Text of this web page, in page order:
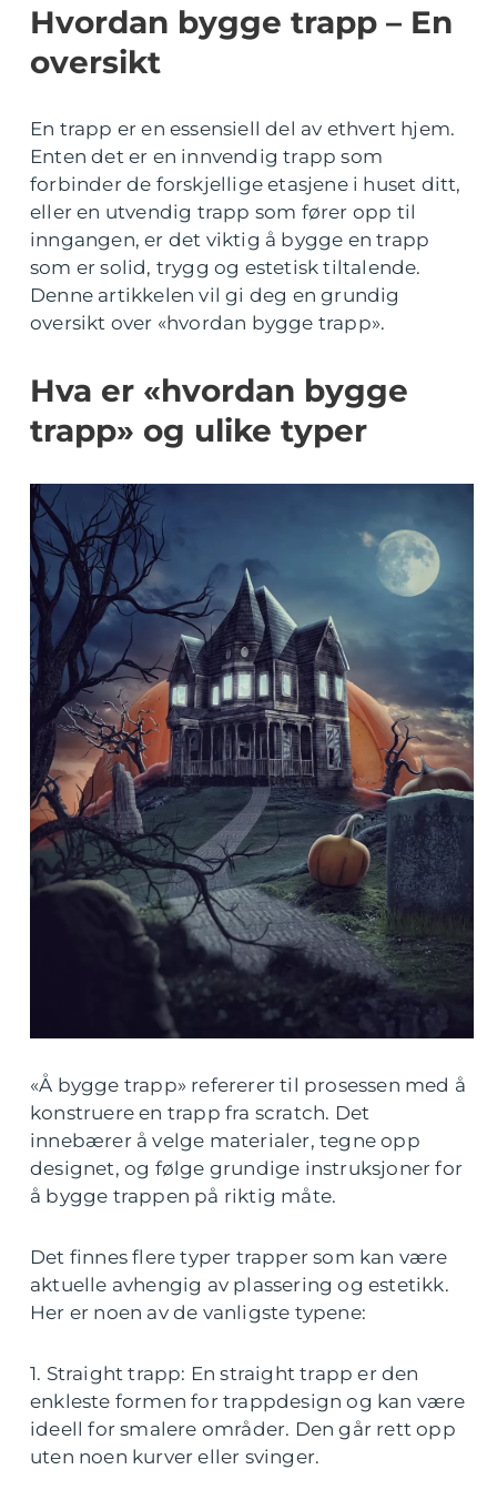
Hvordan bygge trapp – En
oversikt
En trapp er en essensiell del av ethvert hjem.
Enten det er en innvendig trapp som
forbinder de forskjellige etasjene i huset ditt,
eller en utvendig trapp som fører opp til
inngangen, er det viktig å bygge en trapp
som er solid, trygg og estetisk tiltalende.
Denne artikkelen vil gi deg en grundig
oversikt over «hvordan bygge trapp».
Hva er «hvordan bygge
trapp» og ulike typer
«Å bygge trapp» refererer til prosessen med å
konstruere en trapp fra scratch. Det
innebærer å velge materialer, tegne opp
designet, og følge grundige instruksjoner for
å bygge trappen på riktig måte.
Det finnes flere typer trapper som kan være
aktuelle avhengig av plassering og estetikk.
Her er noen av de vanligste typene:
1. Straight trapp: En straight trapp er den
enkleste formen for trappdesign og kan være
ideell for smalere områder. Den går rett opp
uten noen kurver eller svinger.